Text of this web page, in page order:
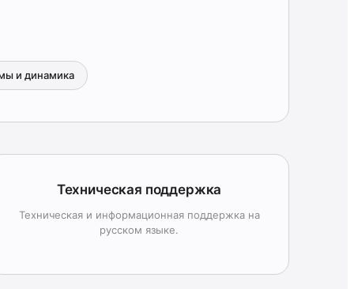
и динамика
Техническая поддержка
Техническая и информационная поддержка на
русском языке.